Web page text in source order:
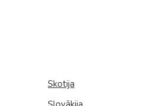
Vācija
Skotija